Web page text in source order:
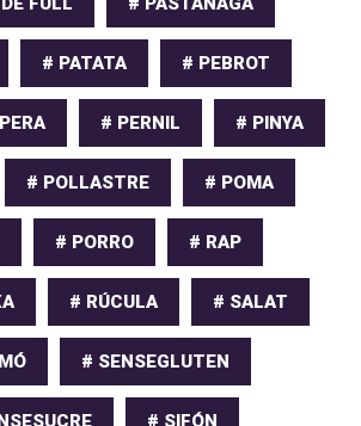
# PATATA # PEBROT
# PERNIL # PINYA
# POLLASTRE # POMA
# PORRO # RAP
# RÚCULA # SALAT
# SENSEGLUTEN
# SIFÓN